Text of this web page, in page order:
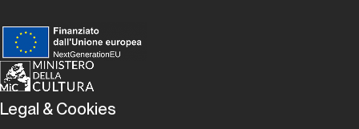
per il
mondo
alla
ricerca
della
Legal & Cookies